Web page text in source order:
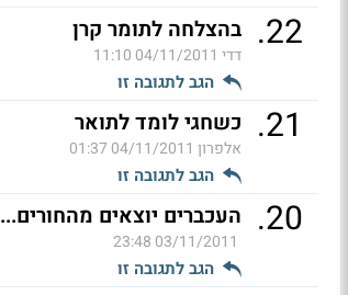
22
. בהצלחה לתומר קרן
דדי 04/11/2011 11:10
הגב לתגובה זו
21
. כשחגי לומד לתואר
אלפרון 04/11/2011 01:37
הגב לתגובה זו
20
. העכברים יוצאים מהחורים...
03/11/2011 23:48
הגב לתגובה זו